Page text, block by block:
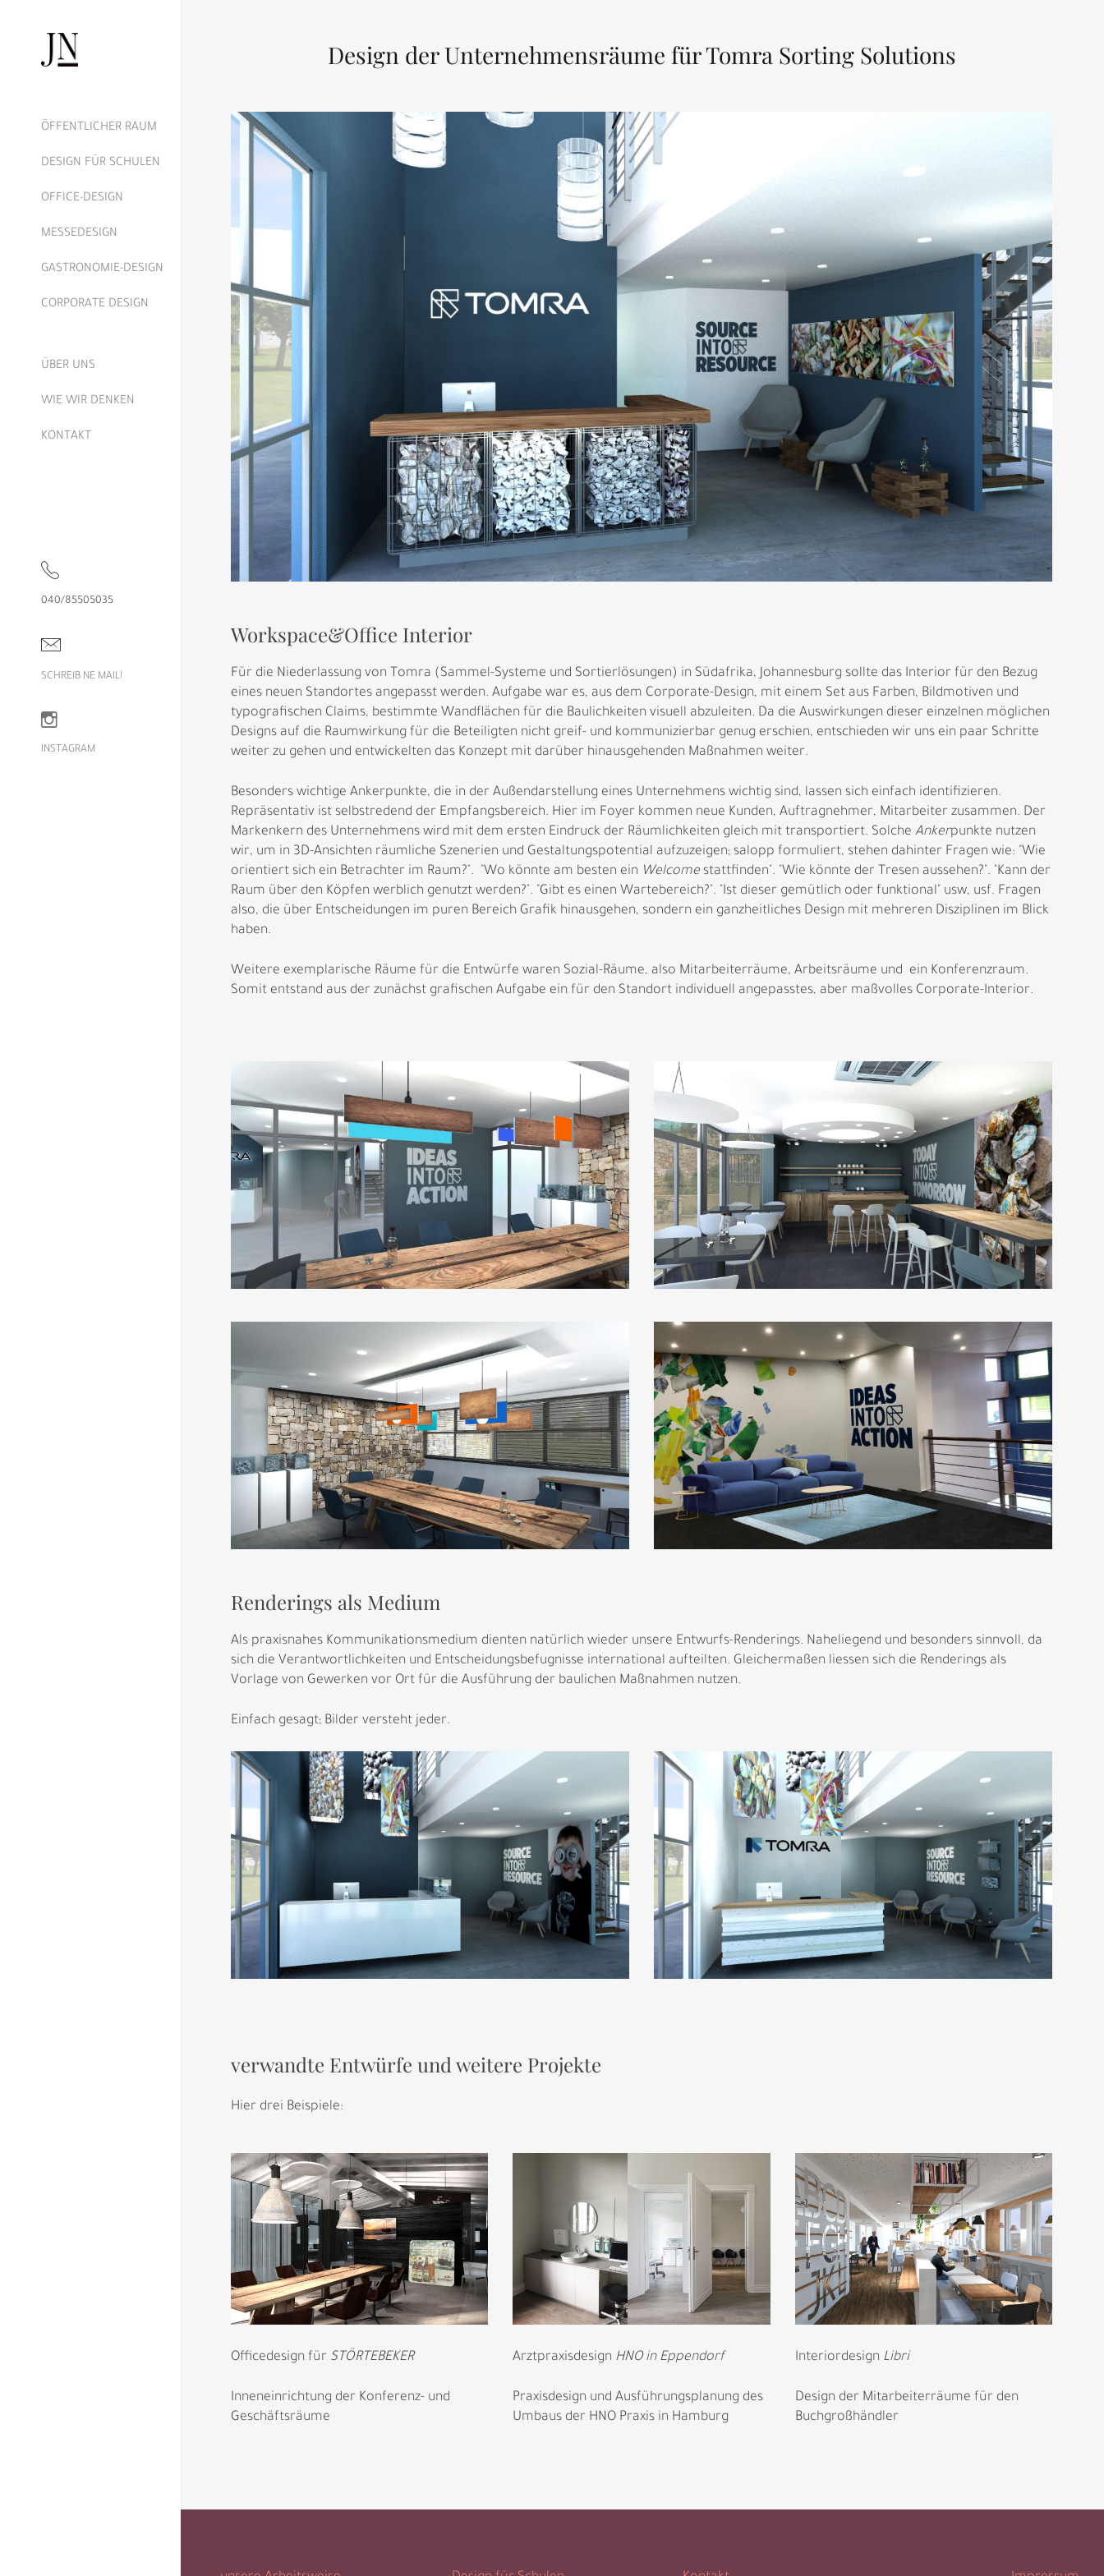
ÖFFENTLICHER RAUM
DESIGN FÜR SCHULEN
OFFICE-DESIGN
MESSEDESIGN
GASTRONOMIE-DESIGN
CORPORATE DESIGN
ÜBER UNS
WIE WIR DENKEN
KONTAKT
040/85505035
SCHREIB NE MAIL!
INSTAGRAM
Design der Unternehmensräume für Tomra Sorting Solutions
Workspace&Office Interior
Für die Niederlassung von Tomra (Sammel-Systeme und Sortierlösungen) in Südafrika, Johannesburg sollte das Interior für den Bezug
eines neuen Standortes angepasst werden. Aufgabe war es, aus dem Corporate-Design, mit einem Set aus Farben, Bildmotiven und
typografischen Claims, bestimmte Wandflächen für die Baulichkeiten visuell abzuleiten. Da die Auswirkungen dieser einzelnen möglichen
Designs auf die Raumwirkung für die Beteiligten nicht greif- und kommunizierbar genug erschien, entschieden wir uns ein paar Schritte
weiter zu gehen und entwickelten das Konzept mit darüber hinausgehenden Maßnahmen weiter.
Besonders wichtige Ankerpunkte, die in der Außendarstellung eines Unternehmens wichtig sind, lassen sich einfach identifizieren.
Repräsentativ ist selbstredend der Empfangsbereich. Hier im Foyer kommen neue Kunden, Auftragnehmer, Mitarbeiter zusammen. Der
Markenkern des Unternehmens wird mit dem ersten Eindruck der Räumlichkeiten gleich mit transportiert. Solche Ankerpunkte nutzen
wir, um in 3D-Ansichten räumliche Szenerien und Gestaltungspotential aufzuzeigen; salopp formuliert, stehen dahinter Fragen wie: "Wie
orientiert sich ein Betrachter im Raum?". "Wo könnte am besten ein Welcome stattfinden". "Wie könnte der Tresen aussehen?". "Kann der
Raum über den Köpfen werblich genutzt werden?". "Gibt es einen Wartebereich?". "Ist dieser gemütlich oder funktional" usw, usf. Fragen
also, die über Entscheidungen im puren Bereich Grafik hinausgehen, sondern ein ganzheitliches Design mit mehreren Disziplinen im Blick
haben.
Weitere exemplarische Räume für die Entwürfe waren Sozial-Räume, also Mitarbeiterräume, Arbeitsräume und ein Konferenzraum.
Somit entstand aus der zunächst grafischen Aufgabe ein für den Standort individuell angepasstes, aber maßvolles Corporate-Interior.
Renderings als Medium
Als praxisnahes Kommunikationsmedium dienten natürlich wieder unsere Entwurfs-Renderings. Naheliegend und besonders sinnvoll, da
sich die Verantwortlichkeiten und Entscheidungsbefugnisse international aufteilten. Gleichermaßen liessen sich die Renderings als
Vorlage von Gewerken vor Ort für die Ausführung der baulichen Maßnahmen nutzen.
Einfach gesagt; Bilder versteht jeder.
verwandte Entwürfe und weitere Projekte
Hier drei Beispiele:
Officedesign für STÖRTEBEKER
Inneneinrichtung der Konferenz- und
Geschäftsräume
Arztpraxisdesign HNO in Eppendorf
Praxisdesign und Ausführungsplanung des
Umbaus der HNO Praxis in Hamburg
Interiordesign Libri
Design der Mitarbeiterräume für den
Buchgroßhändler